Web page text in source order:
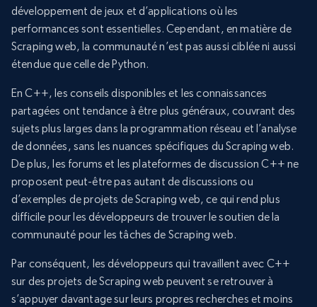
développement de jeux et d’applications où les
performances sont essentielles. Cependant, en matière de
Scraping web, la communauté n’est pas aussi ciblée ni aussi
étendue que celle de Python.
En C++, les conseils disponibles et les connaissances
partagées ont tendance à être plus généraux, couvrant des
sujets plus larges dans la programmation réseau et l’analyse
de données, sans les nuances spécifiques du Scraping web.
De plus, les forums et les plateformes de discussion C++ ne
proposent peut-être pas autant de discussions ou
d’exemples de projets de Scraping web, ce qui rend plus
difficile pour les développeurs de trouver le soutien de la
communauté pour les tâches de Scraping web.
Par conséquent, les développeurs qui travaillent avec C++
sur des projets de Scraping web peuvent se retrouver à
s’appuyer davantage sur leurs propres recherches et moins